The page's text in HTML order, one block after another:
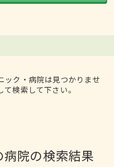
ック・病院は見つかりませ
検索して下さい。
院の検索結果